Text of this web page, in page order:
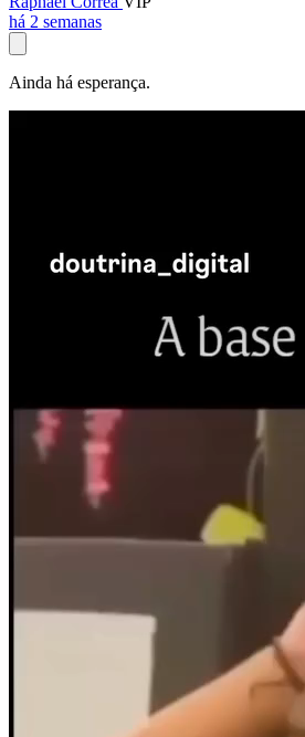
há 2 semanas
Ainda há esperança.